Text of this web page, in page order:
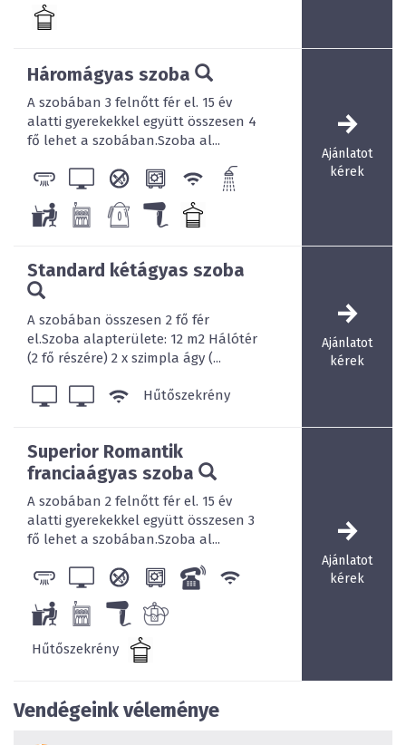
Háromágyas szoba
A szobában 3 felnőtt fér el. 15 év
alatti gyerekekkel együtt összesen 4
fő lehet a szobában.Szoba al...
Ajánlatot
kérek
Standard kétágyas szoba
A szobában összesen 2 fő fér
el.Szoba alapterülete: 12 m2 Hálótér
(2 fő részére) 2 x szimpla ágy (...
Hűtőszekrény
Ajánlatot
kérek
Superior Romantik
franciaágyas szoba
A szobában 2 felnőtt fér el. 15 év
alatti gyerekekkel együtt összesen 3
fő lehet a szobában.Szoba al...
Hűtőszekrény
Ajánlatot
kérek
Vendégeink véleménye